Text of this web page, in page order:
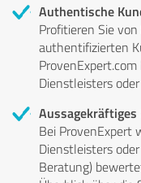
Authentische
Profitieren Sie
authentifizierten
Dienstleisters
Bei ProvenExpert
Dienstleisters
Beratung)